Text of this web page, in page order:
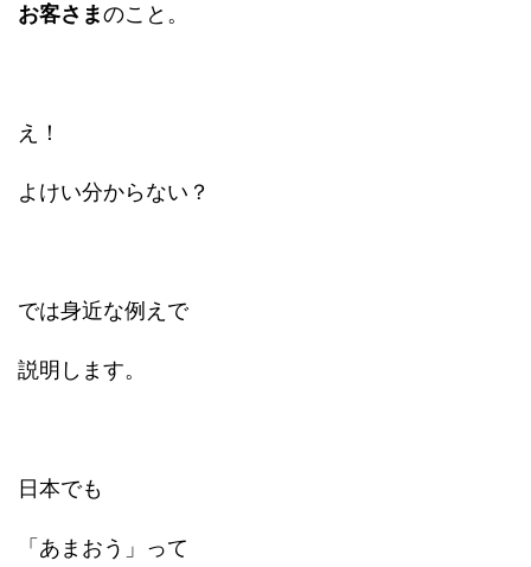
お客さまのこと。
え！
よけい分からない？
では身近な例えで
説明します。
日本でも
「あまおう」って